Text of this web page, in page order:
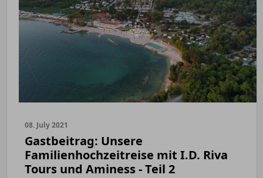
08. July 2021
Gastbeitrag: Unsere
Familienhochzeitreise mit I.D. Riva
Tours und Aminess - Teil 2